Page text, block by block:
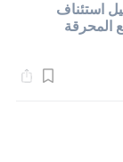
استئناف
المحرقة